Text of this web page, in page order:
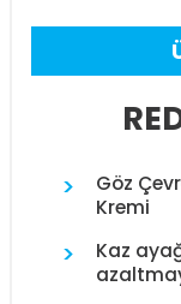
>
Göz
Kremi
>
Kaz